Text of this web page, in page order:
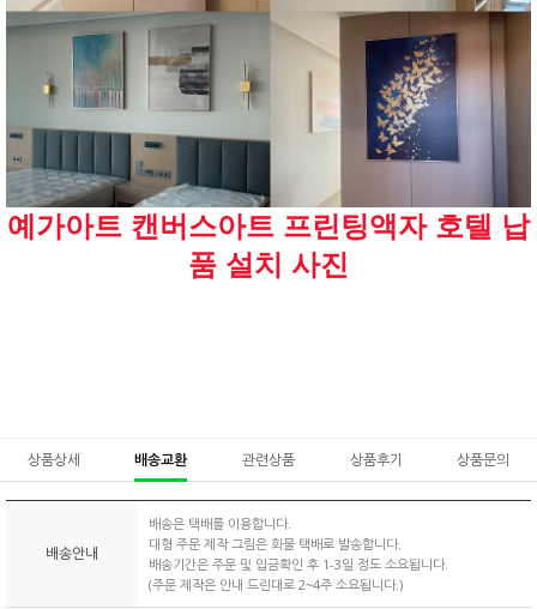
예가아트 캔버스아트 프린팅액자 호텔 납
품 설치 사진
상품상세 배송교환 관련상품 상품후기 상품문의
배송안내
배송은 택배를 이용합니다.
대형 주문 제작 그림은 화물 택배로 발송합니다.
배송기간은 주문 및 입금확인 후 1-3일 정도 소요됩니다.
(주문 제작은 안내 드린대로 2~4주 소요됩니다.)